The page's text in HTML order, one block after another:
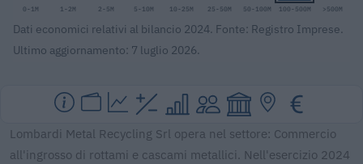
0-1M 1-2M 2-5M 5-10M 10-25M 25-50M 50-100M 100-500M >500M
Dati economici relativi al bilancio 2024. Fonte: Registro Imprese.
Ultimo aggiornamento: 7 luglio 2026.
Lombardi Metal Recycling Srl opera nel settore: Commercio
all'ingrosso di rottami e cascami metallici. Nell'esercizio 2024